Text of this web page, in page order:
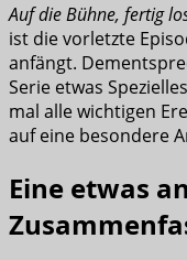
Auf die Bühne, fertig
ist die vorletzte
anfängt.
Serie etwas
mal alle wichtigen
auf eine besondere
Eine etwas